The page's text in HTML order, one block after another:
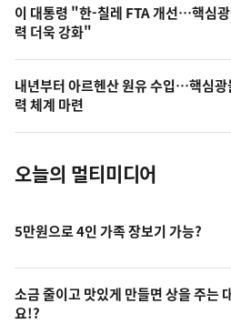
오
늘
의
사
진
이 대통령 "한-칠레 FTA 개선…핵심
력 더욱 강화"
내년부터 아르헨산 원유 수입…핵심광
력 체계 마련
오늘의 멀티미디어
5만원으로 4인 가족 장보기 가능?
소금 줄이고 맛있게 만들면 상을 주는
요!?